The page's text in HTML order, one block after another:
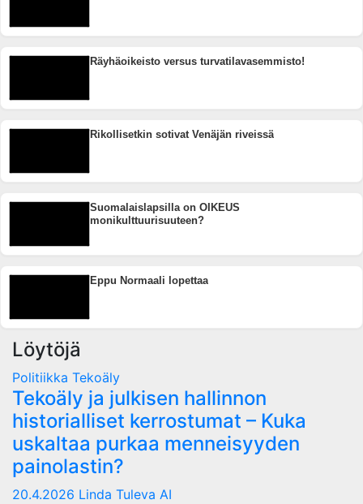
Räyhäoikeisto versus turvatilavasemmisto!
Rikollisetkin sotivat Venäjän riveissä
Suomalaislapsilla on OIKEUS
monikulttuurisuuteen?
Eppu Normaali lopettaa
Löytöjä
Politiikka Tekoäly
Tekoäly ja julkisen hallinnon
historialliset kerrostumat – Kuka
uskaltaa purkaa menneisyyden
painolastin?
20.4.2026 Linda Tuleva AI